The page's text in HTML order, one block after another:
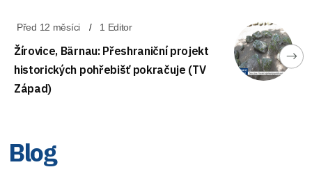
Před 12 měsíci 1 Editor
Žírovice, Bärnau: Přeshraniční projekt
historických pohřebišť pokračuje (TV
Západ)
Blog